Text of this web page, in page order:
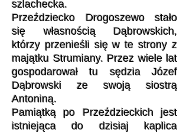
szlachecka.
Przeździecko Drogoszewo stało
się własnością Dąbrowskich,
którzy przenieśli się w te strony z
majątku Strumiany. Przez wiele lat
gospodarował tu sędzia Józef
Dąbrowski ze swoją siostrą
Antoniną.
Pamiątką po Przeździeckich jest
istniejąca do dzisiaj kaplica